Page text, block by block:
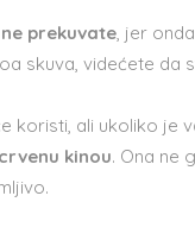
prekuvate, jer
skuva, videćete da
koristi, ali ukoliko je
kinou. Ona ne